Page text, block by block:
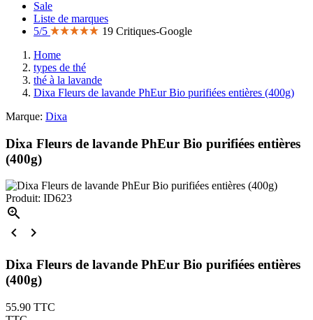
Sale
Liste de marques
5/5
19 Critiques-Google
Home
types de thé
thé à la lavande
Dixa Fleurs de lavande PhEur Bio purifiées entières (400g)
Marque: Dixa
Dixa Fleurs de lavande PhEur Bio purifiées entières
(400g)
Produit: ID623



Dixa Fleurs de lavande PhEur Bio purifiées entières
(400g)
55.90 TTC